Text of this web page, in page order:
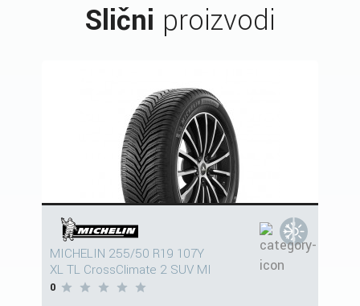
Slični proizvodi
MICHELIN 255/50 R19 107Y
XL TL CrossClimate 2 SUV MI
0